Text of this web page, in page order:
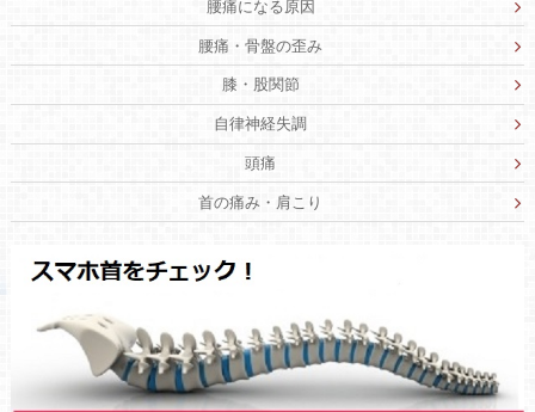
腰痛になる原因
腰痛・骨盤の歪み
膝・股関節
自律神経失調
頭痛
首の痛み・肩こり